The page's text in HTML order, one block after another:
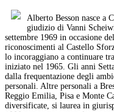
Alberto Besson nasce a
giudizio di Vanni
settembre 1969 in occasione
riconoscimenti al Castello
lo incoraggiano a continuare
iniziato nel 1965. Gli anni
dalla frequentazione degli
personali. Altre personali a
Reggio Emilia, Pisa e Monte
diversificate, si laurea in